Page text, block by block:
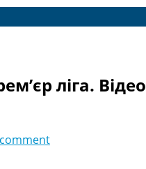
ліга. Відео